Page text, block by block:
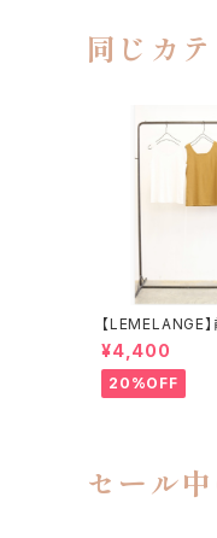
同じカ
【LEMELANGE
ルティマリブタンク
¥4,400
20%OFF
セール